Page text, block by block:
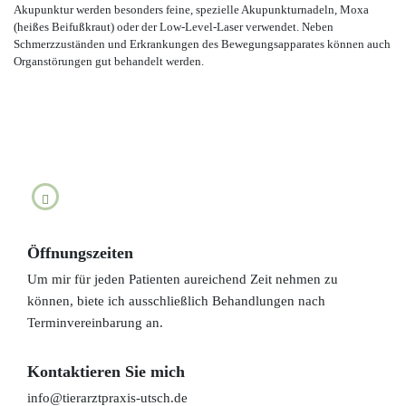
Akupunktur werden besonders feine, spezielle Akupunkturnadeln, Moxa
(heißes Beifußkraut) oder der Low-Level-Laser verwendet. Neben
Schmerzzuständen und Erkrankungen des Bewegungsapparates können auch
Organstörungen gut behandelt werden.
fab
f
Öffnungszeiten
Um mir für jeden Patienten aureichend Zeit nehmen zu
können, biete ich ausschließlich Behandlungen nach
Terminvereinbarung an.
Kontaktieren Sie mich
info@tierarztpraxis-utsch.de